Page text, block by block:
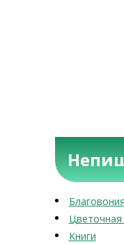
Благовония
Цветочная
Книги